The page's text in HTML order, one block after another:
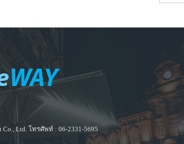
Ltd. โทรศัพท์ : 06-2331-5695